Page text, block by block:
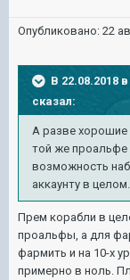
Опубликовано: 22
В 22.08.2018
сказал:
А разве хорошие
той же
возможность
аккаунту в целом.
Прем корабли в
проальфы, а для
фармить и на 10-х
примерно в ноль.